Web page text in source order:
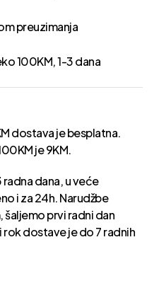
preuzimanja
100KM, 1-3 dana
dostava je besplatna.
je 9KM.
dana, u veće
i za 24h. Narudžbe
prvi radni dan
dostave je do 7 radnih